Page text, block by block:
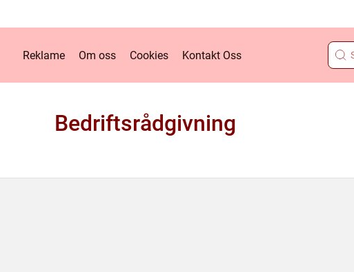
Reklame Om oss Cookies Kontakt Oss
Bedriftsrådgivning